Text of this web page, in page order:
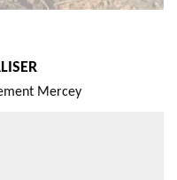
Mercey